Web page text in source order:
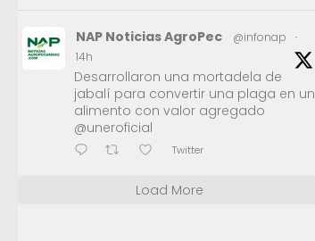
NAP Noticias AgroPec @infonap
·
14h
Desarrollaron una mortadela de
jabalí para convertir una plaga en un
alimento con valor agregado
@uneroficial
Twitter
Load More